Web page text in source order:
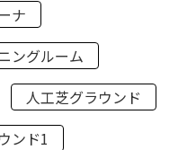
ナ
ングルーム
人工芝グラウンド
ンド1